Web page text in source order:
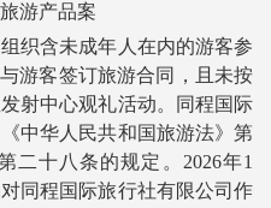
游产品案
含未成年人在内的游客参
游客签订旅游合同，且未按
射中心观礼活动。同程国际
中华人民共和国旅游法》第
二十八条的规定。2026年1
同程国际旅行社有限公司作